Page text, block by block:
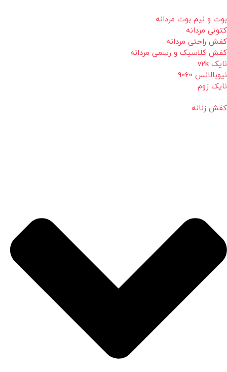
بوت و نیم بوت مردانه
کتونی مردانه
کفش راحتی مردانه
کفش کلاسیک و رسمی مردانه
نایک v2k
نیوبالانس 9060
نایک زوم
کفش زنانه